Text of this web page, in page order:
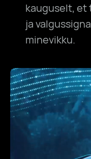
kauguselt,
ja
minevikku.